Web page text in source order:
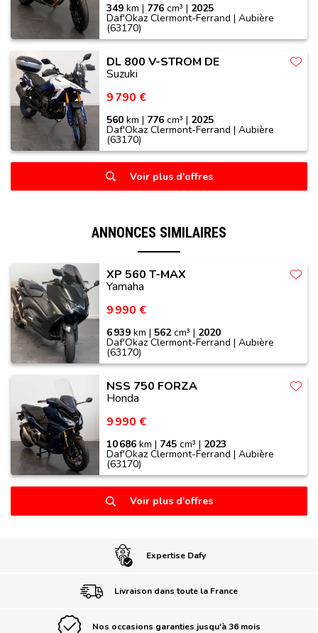
349 km | 776 cm³ | 2025
Daf'Okaz Clermont-Ferrand | Aubière
(63170)
DL 800 V-STROM DE
Suzuki
9 790 €
560 km | 776 cm³ | 2025
Daf'Okaz Clermont-Ferrand | Aubière
(63170)
Voir plus d'offres
ANNONCES SIMILAIRES
XP 560 T-MAX
Yamaha
9 990 €
6 939 km |562cm³ | 2020
Daf'Okaz Clermont-Ferrand | Aubière
(63170)
NSS 750 FORZA
Honda
9 990 €
10 686 km | 745 cm³ | 2023
Daf'Okaz Clermont-Ferrand | Aubière
(63170)
Voir plus d'offres
Expertise Dafy
Livraison dans toute la France
Nos occasions garanties jusqu'à 36 mois